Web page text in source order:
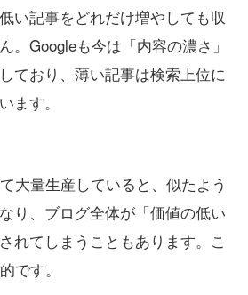
い記事をどれだけ増やしても収
。Googleも今は「内容の濃さ」
ており、薄い記事は検索上位に
ます。
大量生産していると、似たよう
り、ブログ全体が「価値の低い
れてしまうこともあります。こ
です。